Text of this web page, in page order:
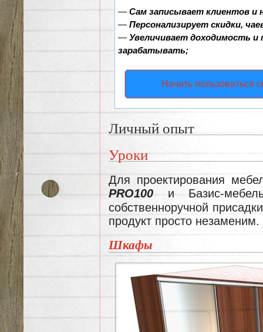
— Сам записывает клиентов и
— Персонализирует скидки,
— Увеличивает доходимость и
зарабатывать;
Начать пользоваться
Личный опыт
Уроки
Для проектирования
PRO100и Базис-
собственноручной
продукт просто
Шкафы